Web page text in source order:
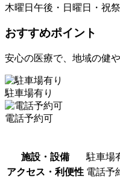
木曜日午後・日曜日・祝
おすすめポイント
安心の医療で、地域の健
駐車場有り
電話予約可
施設・設備
駐車場
アクセス・利便性 電話予